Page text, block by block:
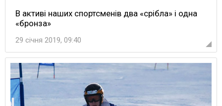
В активі наших спортсменів два «срібла» і одна
«бронза»
29 січня 2019, 09:40